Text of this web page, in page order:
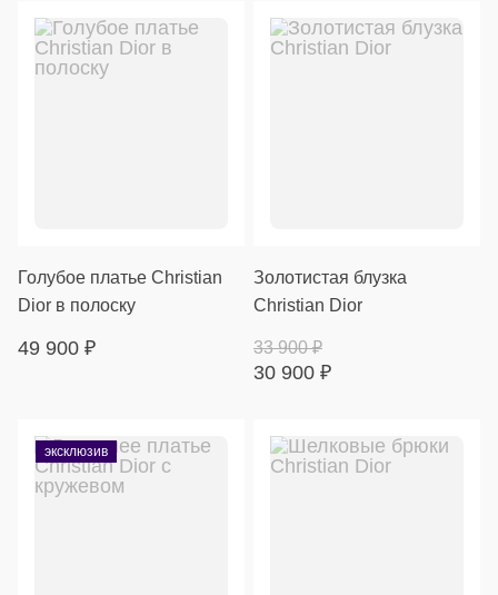
Голубое платье Christian
Dior в полоску
49 900 ₽
Золотистая блузка
Christian Dior
30 900 ₽
33 900₽
эксклюзив